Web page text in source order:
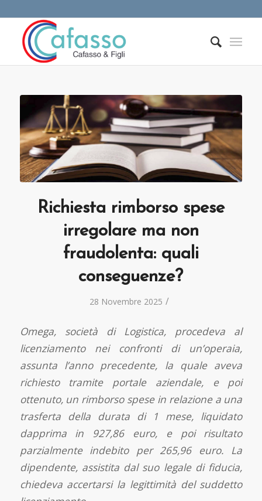
Richiesta rimborso spese
irregolare ma non
fraudolenta: quali
conseguenze?
28 Novembre 2025 /
Omega, società di Logistica, procedeva al
licenziamento nei confronti di un’operaia,
assunta l’anno precedente, la quale aveva
richiesto tramite portale aziendale, e poi
ottenuto, un rimborso spese in relazione a una
trasferta della durata di 1 mese, liquidato
dapprima in 927,86 euro, e poi
risultato
parzialmente indebito per 265,96 euro. La
dipendente, assistita dal suo legale di fiducia,
chiedeva accertarsi la legittimità del suddetto